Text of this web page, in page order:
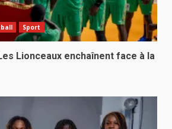
Sport
Lionceaux enchaînent face à la